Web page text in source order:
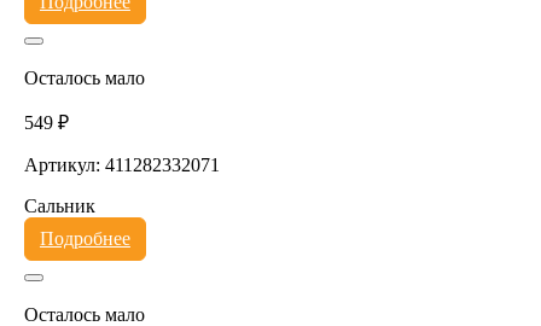
Осталось мало
549 ₽
Артикул: 411282332071
Сальник
Подробнее
Осталось мало